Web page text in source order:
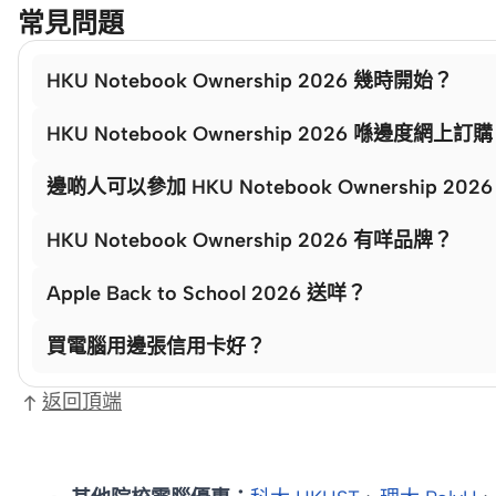
常見問題
HKU Notebook Ownership 2026 幾時開始？
HKU Notebook Ownership 2026 喺邊度網上訂購
邊啲人可以參加 HKU Notebook Ownership 2026
HKU Notebook Ownership 2026 有咩品牌？
Apple Back to School 2026 送咩？
買電腦用邊張信用卡好？
返回頂端